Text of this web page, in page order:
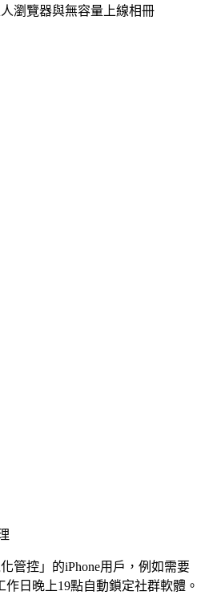
瀏覽器與無容量上線相冊
管控」的iPhone用戶，例如需要
日晚上19點自動鎖定社群軟體。